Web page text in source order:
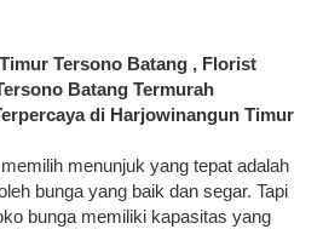
Tersono Batang , Florist
Batang Termurah
di Harjowinangun Timur
menunjuk yang tepat adalah
bunga yang baik dan segar. Tapi
bunga memiliki kapasitas yang